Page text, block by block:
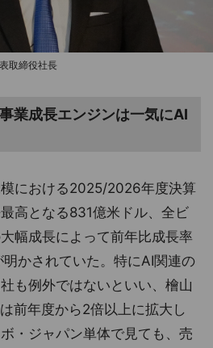
取締役社長
業成長エンジンは一気にAI
における2025/2026年度決算
高となる831億米ドル、全ビ
幅成長によって前年比成長率
かされていた。特にAI関連の
も例外ではないといい、檜山
前年度から2倍以上に拡大し
・ジャパン単体で見ても、売